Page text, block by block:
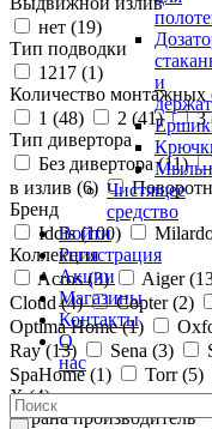
и
Чистящее
средство
Войти
Регистрация
Акции
Магазины
Контакты
О
нас
нет (19)
Тип подводки
1217 (1)
Количество монтажных
1 (48) 2 (41) 3
Тип дивертора
Без дивертора (11)
в излив (6)
Бренд
Iddis (100)
Коллекция
Acros (3) Aiger (
Cloud (4) Copter (2)
Optima Home (1)
Ray (13) Sena (3)
SpaHome (1) Torr (5)
X (4)
Страна производитель